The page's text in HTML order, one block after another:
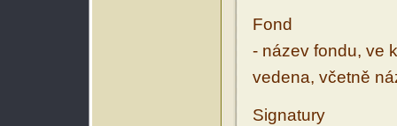
Fond
- název fondu, ve
vedena, včetně
Signatury